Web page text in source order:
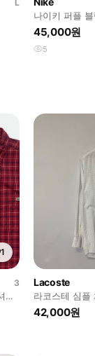
L
나이키 퍼플
45,000원
5
1
3
츠
Lacoste
라코스테 심플
츠 화이트 남성
42,000원